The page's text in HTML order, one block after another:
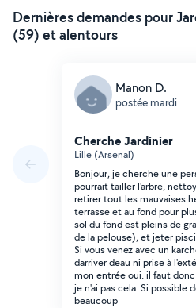
Dernières demandes pour
(59) et alentours
Manon D.
postée mardi
Cherche Jardinier
Lille (Arsenal)
Bonjour, je cherche une
pourrait tailler l'arbre,
retirer tout les mauvaises
terrasse et au fond pour
sol du fond est pleins de
de la pelouse), et jeter
Si vous venez avec un
darriver deau ni prise à
mon entrée oui. il faut
je n'ai pas cela. Si possible
beaucoup